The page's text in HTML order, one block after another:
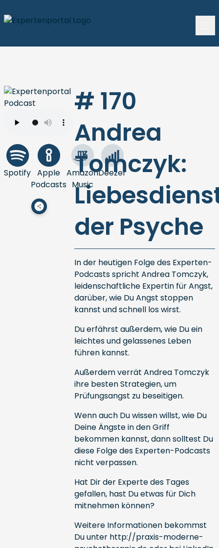
Spotify Apple
Podcasts
Amazon
Music
Deezer
# 170
Andrea
Tomczyk:
der Psyche
In der heutigen Folge des Experten-
Podcasts spricht Andrea Tomczyk,
leidenschaftliche Expertin für Angst,
darüber, wie Du Angst stoppen
kannst und schnell los wirst.
Du erfährst außerdem, wie Du ein
leichtes und gelassenes Leben
führen kannst.
Außerdem verrät Andrea Tomczyk
ihre besten Strategien, um
Prüfungsangst zu beseitigen.
Wenn auch Du wissen willst, wie Du
Deine Ängste in den Griff
bekommen kannst, dann solltest Du
diese Folge des Experten-Podcasts
nicht verpassen.
Hat Dir der Experte des Tages
gefallen, hast Du etwas für Dich
mitnehmen können?
Weitere Informationen bekommst
Du unter http://praxis-moderne-